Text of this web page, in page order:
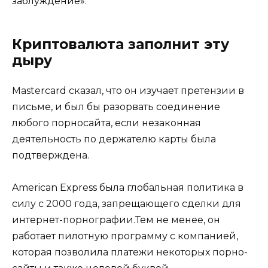
Криптовалюта заполнит эту
дыру
Mastercard сказал, что он изучает претензии в
письме, и был бы разорвать соединение
любого порносайта, если незаконная
деятельность по держателю карты была
подтверждена.
American Express была глобальная политика в
силу с 2000 года, запрещающего сделки для
интернет-порнографии.Тем не менее, он
работает пилотную программу с компанией,
которая позволила платежи некоторых порно-